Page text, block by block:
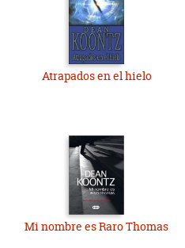
Atrapados en el hielo
Mi nombre es Raro Thomas